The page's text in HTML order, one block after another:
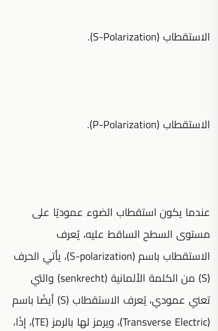
الاستقطاب (S-Polarization).
الاستقطاب (P-Polarization).
عندما يكون استقطاب الضوء عموديًا على
مستوى السطح الساقط عليه، يُعرف
الاستقطاب باسم (S-polarization)، يأتي الحرف
(S) من الكلمة الألمانية (senkrecht) والتي
تعني عمودي، يُعرف الاستقطاب (S) أيضًا باسم
(Transverse Electric)، ويرمز لها بالرمز (TE)، إذًا،